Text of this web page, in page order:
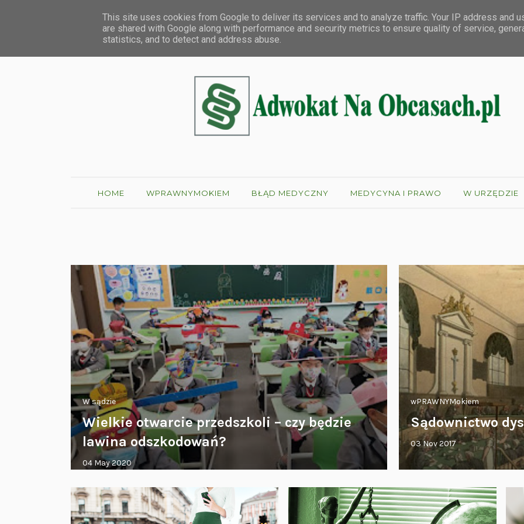
O MNIE
HOME WPRAWNYMOKIEM BŁĄD MEDYCZNY MEDYCYNA I PRAWO W URZĘDZIE
W sądzie
Wielkie otwarcie przedszkoli – czy będzie
lawina odszkodowań?
04 May 2020
wPRAWNYMokiem
Sądownictwo
03 Nov 2017
This site uses cookies from Google to deliver its services and to analyze traffic. Your IP address and
are shared with Google along with performance and security metrics to ensure quality of service,
statistics, and to detect and address abuse.